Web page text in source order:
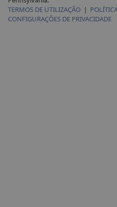
TERMOS DE UTILIZAÇÃO |
CONFIGURAÇÕES DE PRIVACIDADE